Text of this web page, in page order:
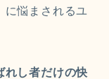
に悩まされるユ
れし者だけの快